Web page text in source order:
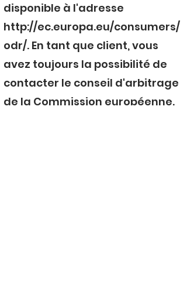
disponible à l'adresse
http://ec.europa.eu/consumers/
odr/. En tant que client, vous
avez toujours la possibilité de
contacter le conseil d'arbitrage
de la Commission européenne.